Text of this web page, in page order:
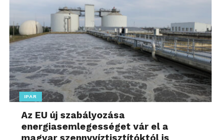
IPAR
Az EU új szabályozása
energiasemlegességet vár el a
magyar szennyvíztisztítóktól is